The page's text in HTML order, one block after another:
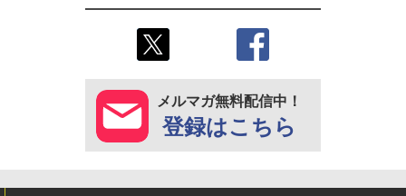
メルマガ無料配信中！
登録はこちら